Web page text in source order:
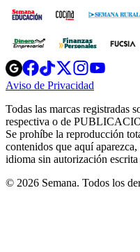
Opens
in
new
Opens
in
new
Opens
in
new
window
Opens
new
windowwindow
Aviso de Privacidad
new
window
Todas las marcas registradas
respectiva o de
Se prohíbe la reproducción
contenidos que aquí
idioma sin autorización
© 2026 Semana. Todos los